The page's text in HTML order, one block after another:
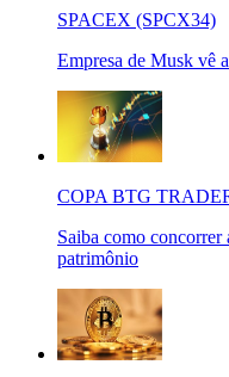
SPACEX (SPCX34)
Empresa de Musk vê
COPA BTG
Saiba como
patrimônio